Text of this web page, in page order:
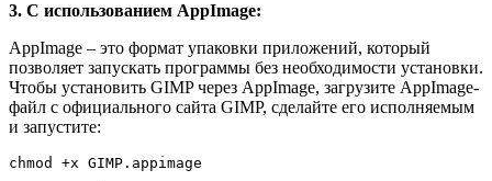
3. С использованием AppImage:
AppImage – это формат упаковки приложений, который
позволяет запускать программы без необходимости установки.
Чтобы установить GIMP через AppImage, загрузите AppImage-
файл с официального сайта GIMP, сделайте его исполняемым
и запустите:
chmod +x GIMP.appimage